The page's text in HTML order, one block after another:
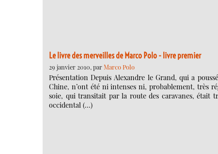
Le livre des merveilles de Marco Polo - livre premier
29 janvier 2010, parMarco Polo
Présentation Depuis Alexandre le Grand, qui a
Chine, n’ont été ni intenses ni, probablement, très
soie, qui transitait par la route des caravanes, était
occidental (…)